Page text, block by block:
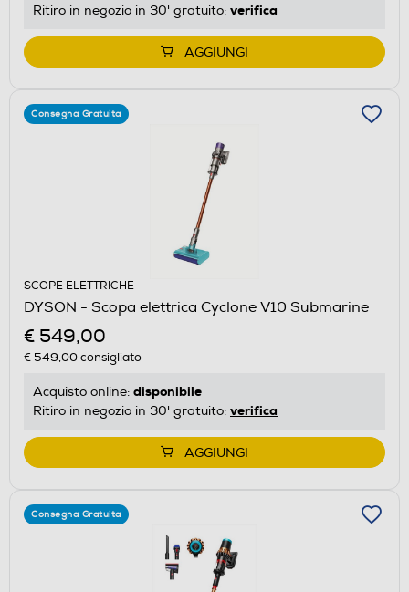
Ritiro in negozio in 30' gratuito: verifica
AGGIUNGI
Consegna Gratuita
SCOPE ELETTRICHE
DYSON - Scopa elettrica Cyclone V10 Submarine
€ 549,00
€ 549,00consigliato
Acquisto online: disponibile
Ritiro in negozio in 30' gratuito: verifica
AGGIUNGI
Consegna Gratuita